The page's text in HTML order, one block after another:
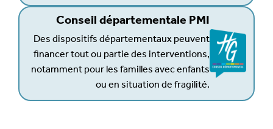
Conseil départementale PMI
Des dispositifs départementaux peuvent
financer tout ou partie des interventions,
notamment pour les familles avec enfants
ou en situation de fragilité.